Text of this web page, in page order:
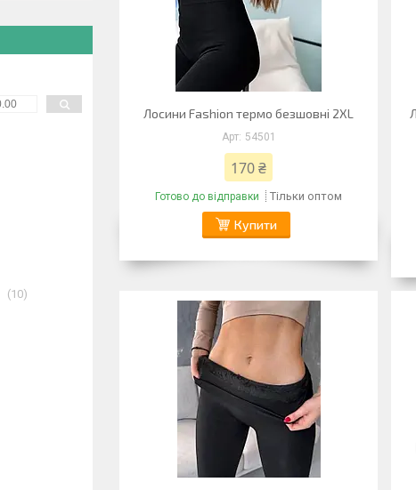
Лосини Fashion термо безшовні 2XL
54501
170 ₴
Готово до відправки Тільки оптом
Купити
10